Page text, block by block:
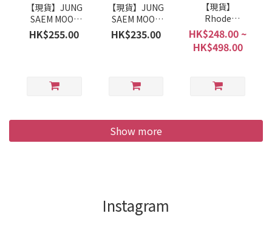
【現貨】JUNG
SAEM MOOL
JungSaemMool
Masterclass
HK$255.00
【現貨】JUNG
SAEM MOOL
JUNGSAEMMOOL
Masterclass
HK$235.00
【現貨】
Rhode
Summer
Collection
2026｜
Bronzer｜Lip
Bag｜Towel｜
HK$248.00 ~
HK$498.00
Show more
Instagram